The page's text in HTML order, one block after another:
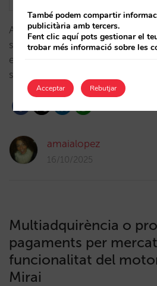
Amb Mirai, la cadena ha
seva distribució, fidelitzat els
el seu rendiment en
seva rendibilitat i autonomia
amaialopez
16/10/2025
Multiadquirència o
pagaments per
funcionalitat del
Mirai
També podem compartir
publicitària amb tercers.
Fent clic aquí pots gestionar el
trobar més informació sobre les
Acceptar Rebutjar